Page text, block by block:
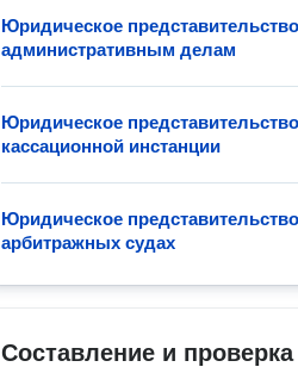
Юридическое
административным делам
Юридическое
кассационной инстанции
Юридическое
арбитражных судах
Составление и